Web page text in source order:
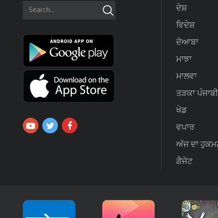
ਦੇਸ਼
ਵਿਦੇਸ਼
ਦੋਆਬਾ
ਮਾਝਾ
ਮਾਲਵਾ
ਤੜਕਾ ਪੰਜਾਬੀ
ਖੇਡ
ਵਪਾਰ
ਅੱਜ ਦਾ
ਗੈਜੇਟ